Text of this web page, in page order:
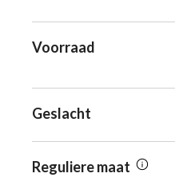
Voorraad
Geslacht
Reguliere maat